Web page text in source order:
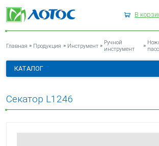
В
СЕКАТОР L1246
Главная » Продукция » Инструмент » Ручной
инструмент
»
КАТАЛОГ
Секатор L1246